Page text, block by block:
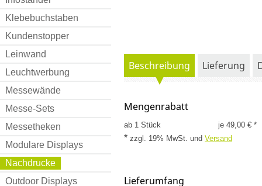
Klebebuchstaben
Kundenstopper
Leinwand
Leuchtwerbung
Messewände
Messe-Sets
Messetheken
Modulare Displays
Nachdrucke
Outdoor Displays
Beschreibung Lieferung
Mengenrabatt
ab 1 Stück je 49,00 € *
* zzgl. 19% MwSt. und Versand
Lieferumfang